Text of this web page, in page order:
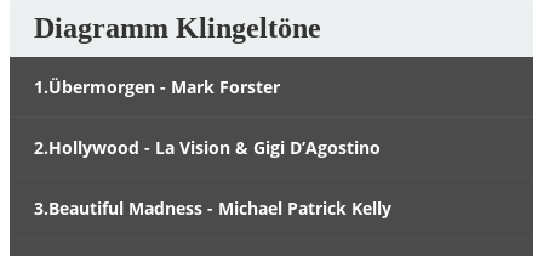
Diagramm Klingeltöne
1.Übermorgen - Mark Forster
2.Hollywood - La Vision & Gigi D’Agostino
3.Beautiful Madness - Michael Patrick Kelly